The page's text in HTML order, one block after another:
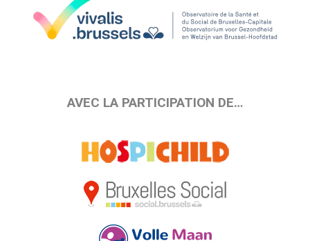
AVEC LA PARTICIPATION DE…